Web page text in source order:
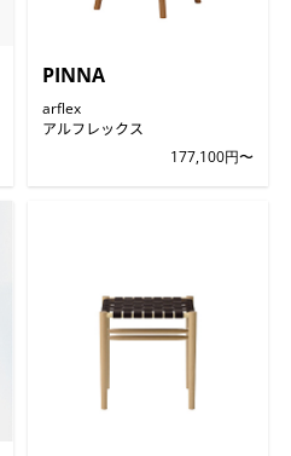
PINNA
arflex
アルフレックス
177,100円〜